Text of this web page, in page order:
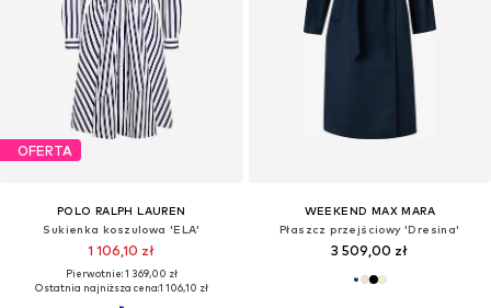
OFERTA
POLO RALPH LAUREN
Sukienka koszulowa 'ELA'
1 106,10 zł
Pierwotnie: 1 369,00 zł
Ostatnia najniższa cena:1 106,10 zł
WEEKEND MAX MARA
Płaszcz przejściowy 'Dresina'
3 509,00 zł